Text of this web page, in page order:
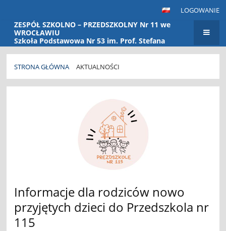
LOGOWANIE
ZESPÓŁ SZKOLNO – PRZEDSZKOLNY Nr 11 we
WROCŁAWIU
Szkoła Podstawowa Nr 53 im. Prof. Stefana
Banacha Przedszkole Nr 115
STRONA GŁÓWNA AKTUALNOŚCI
Informacje dla rodziców nowo
przyjętych dzieci do Przedszkola nr
115